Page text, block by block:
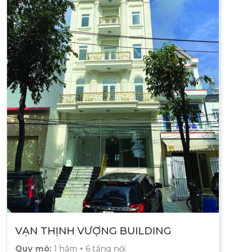
VẠN THỊNH VƯỢNG BUILDING
Quy mô: 1 hầm + 6 tầng nổi